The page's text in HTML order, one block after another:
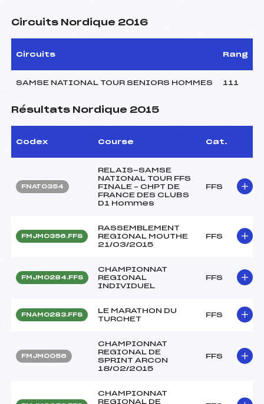
Circuits Nordique 2016
Circuits Rang
SAMSE NATIONAL TOUR SENIORS HOMMES 111
Résultats Nordique 2015
Codex Course Cat.
FNAT0354
RELAIS-SAMSE
NATIONAL TOUR FFS
FINALE – CHPT DE
FRANCE DES CLUBS
D1 Hommes
FFS
FMJM0356.FFS
RASSEMBLEMENT
REGIONAL MOUTHE
21/03/2015
FFS
FMJM0284.FFS
CHAMPIONNAT
REGIONAL
INDIVIDUEL
FFS
FNAM0283.FFS
LE MARATHON DU
TURCHET
FFS
FMJM0056
CHAMPIONNAT
REGIONAL DE
SPRINT ARCON
18/02/2015
FFS
CHAMPIONNAT
REGIONAL DE